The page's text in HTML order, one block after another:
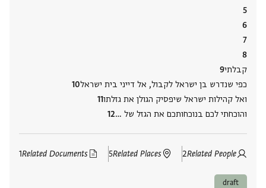
קבלתי
כפי שנדרש בן ישראל לקבול, אל דייני בית ישראל
ואל קהילות ישראל שיפסיק הגולן את גזלתו
והוכחתי לכם בנוכחותכם את הגזל של ‮…
Related People
2
Related Places
5
Related Documents
1
draft